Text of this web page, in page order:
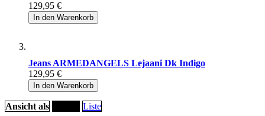
129,95 €
In den Warenkorb
Jeans ARMEDANGELS Lejaani Dk Indigo
129,95 €
In den Warenkorb
Ansicht als
Liste